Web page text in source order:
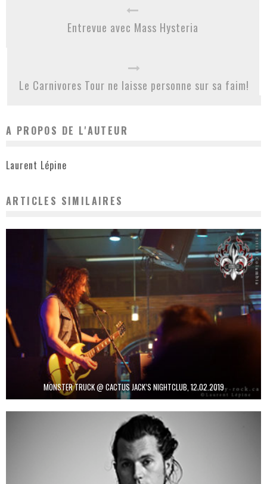
Entrevue avec Mass Hysteria
Le Carnivores Tour ne laisse personne sur sa faim!
A PROPOS DE L'AUTEUR
Laurent Lépine
ARTICLES SIMILAIRES
MONSTER TRUCK @ CACTUS JACK’S NIGHTCLUB, 12.02.2019